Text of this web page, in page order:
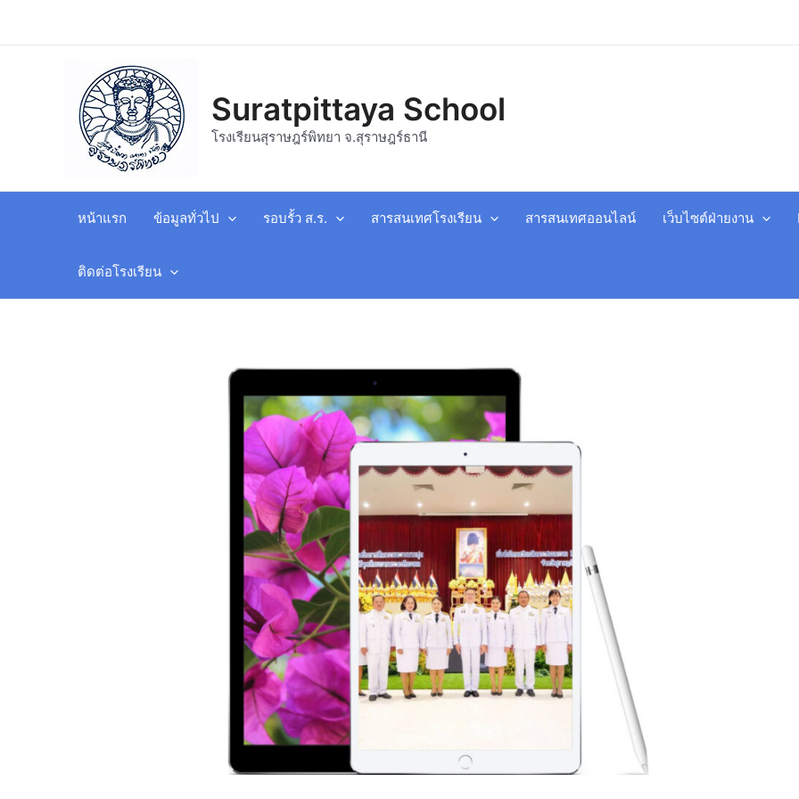
Suratpittaya School
โรงเรียนสุราษฎร์พิทยา จ.สุราษฎร์ธานี
หน้าแรก ข้อมูลทั่วไป รอบรั้ว ส.ร. สารสนเทศโรงเรียน สารสนเทศออนไลน์ เว็บไซต์ฝ่ายงาน
ติดต่อโรงเรียน